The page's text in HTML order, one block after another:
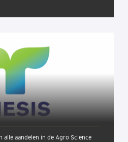
alle aandelen in de Agro Science